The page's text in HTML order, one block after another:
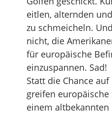
eitlen, alternden
zu schmeicheln.
nicht, die
für europäische
einzuspannen. Sad!
Statt die Chance
greifen
einem